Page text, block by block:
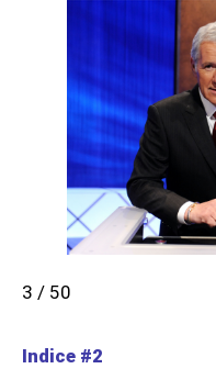
3 / 50
Indice #2